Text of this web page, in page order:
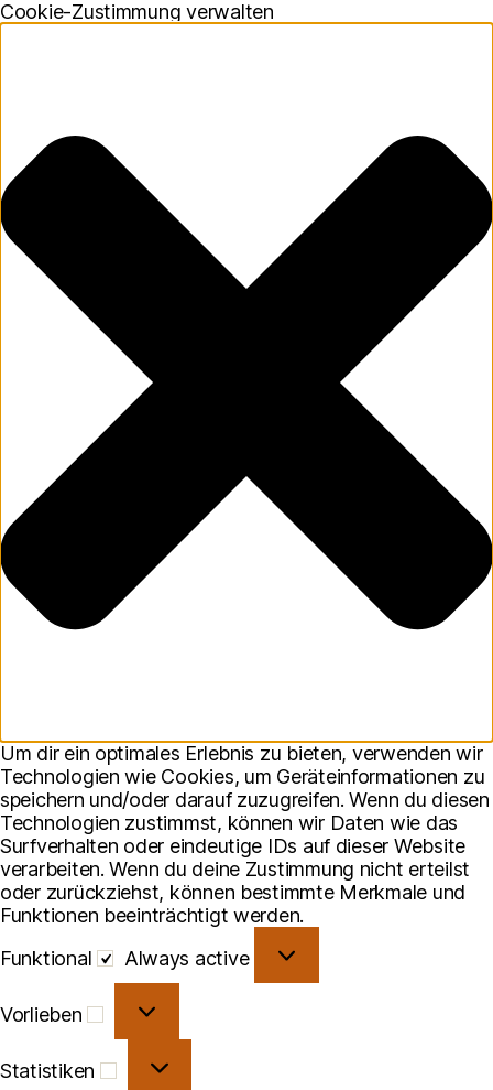
Cookie-Zustimmung verwalten
Um dir ein optimales Erlebnis zu bieten, verwenden wir
Technologien wie Cookies, um Geräteinformationen zu
speichern und/oder darauf zuzugreifen. Wenn du diesen
Technologien zustimmst, können wir Daten wie das
Surfverhalten oder eindeutige IDs auf dieser Website
verarbeiten. Wenn du deine Zustimmung nicht erteilst
oder zurückziehst, können bestimmte Merkmale und
Funktionen beeinträchtigt werden.
Funktional
Always active
Vorlieben
Statistiken